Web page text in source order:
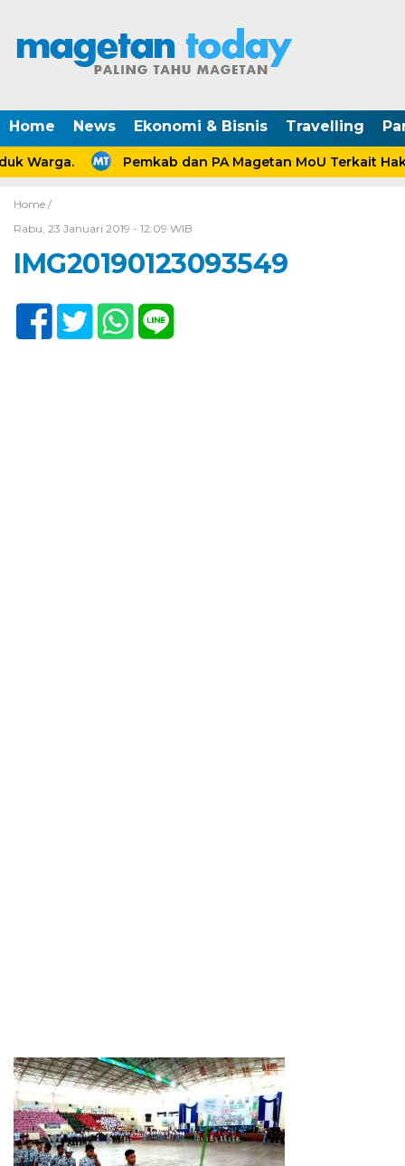
Home News Ekonomi & Bisnis Travelling
Warga. Pemkab dan PA Magetan MoU Terkait
Home /
Rabu, 23 Januari 2019 - 12:09 WIB
IMG20190123093549